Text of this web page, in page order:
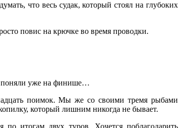
что весь судак, который стоял на глубоких
повис на крючке во время проводки.
поняли уже на финише…
поимок. Мы же со своими тремя рыбами
который лишним никогда не бывает.